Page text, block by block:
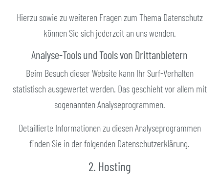
Hierzu sowie zu weiteren Fragen zum Thema Datenschutz
können Sie sich jederzeit an uns wenden.
Analyse-Tools und Tools von Dritt­anbietern
Beim Besuch dieser Website kann Ihr Surf-Verhalten
statistisch ausgewertet werden. Das geschieht vor allem mit
sogenannten Analyseprogrammen.
Detaillierte Informationen zu diesen Analyseprogrammen
finden Sie in der folgenden Datenschutzerklärung.
2. Hosting